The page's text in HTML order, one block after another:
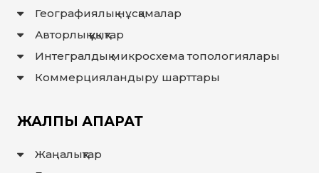
Географиялық нұсқамалар
Авторлық құқықтар
Интегралдық микросхема топологиялары
Коммерцияландыру шарттары
ЖАЛПЫ АҚПАРАТ
Жаңалықтар